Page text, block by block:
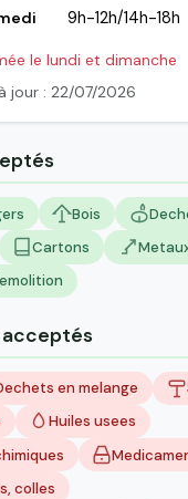
9h-12h/14h-18h
le lundi et dimanche
jour : 22/07/2026
Bois
Cartons
acceptés
en melange
Huiles usees
colles